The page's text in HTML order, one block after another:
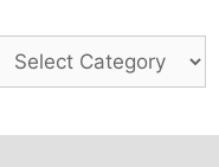
Categories